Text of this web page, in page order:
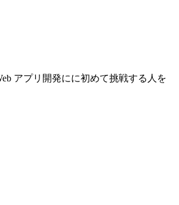
アプリ開発にに初めて挑戦する人を